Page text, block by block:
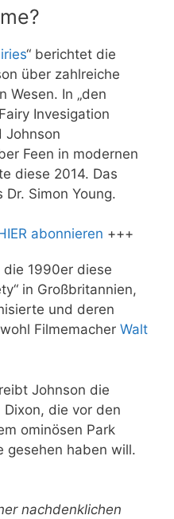
“ berichtet die
über zahlreiche
Wesen. In „den
Invesigation
Johnson
Feen in modernen
diese 2014. Das
Simon Young.
abonnieren +++
1990er diese
in Großbritannien,
und deren
Filmemacher Walt
Johnson die
Dixon, die vor den
ominösen Park
gesehen haben will.
nachdenklichen